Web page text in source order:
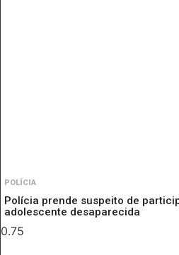
POLÍCIA
Polícia prende suspeito de
adolescente desaparecida